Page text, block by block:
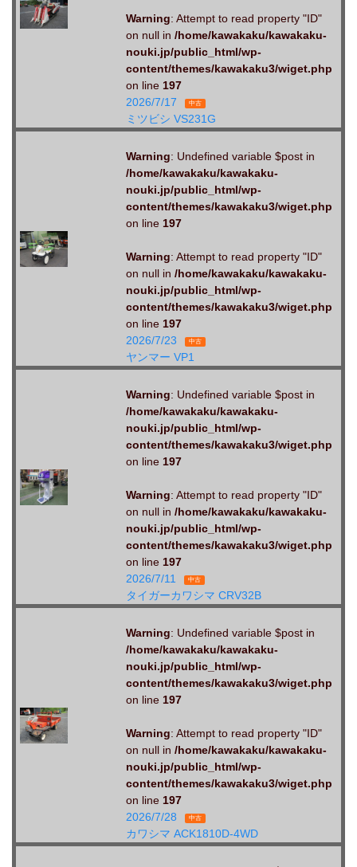
Warning: Attempt to read property "ID"
on null in /home/kawakaku/kawakaku-
nouki.jp/public_html/wp-
content/themes/kawakaku3/wiget.php
on line 197
2026/7/17
中古
ミツビシ VS231G
Warning: Undefined variable $post in
/home/kawakaku/kawakaku-
nouki.jp/public_html/wp-
content/themes/kawakaku3/wiget.php
on line 197
Warning: Attempt to read property "ID"
on null in /home/kawakaku/kawakaku-
nouki.jp/public_html/wp-
content/themes/kawakaku3/wiget.php
on line 197
2026/7/23
中古
ヤンマー VP1
Warning: Undefined variable $post in
/home/kawakaku/kawakaku-
nouki.jp/public_html/wp-
content/themes/kawakaku3/wiget.php
on line 197
Warning: Attempt to read property "ID"
on null in /home/kawakaku/kawakaku-
nouki.jp/public_html/wp-
content/themes/kawakaku3/wiget.php
on line 197
2026/7/11
中古
タイガーカワシマ CRV32B
Warning: Undefined variable $post in
/home/kawakaku/kawakaku-
nouki.jp/public_html/wp-
content/themes/kawakaku3/wiget.php
on line 197
Warning: Attempt to read property "ID"
on null in /home/kawakaku/kawakaku-
nouki.jp/public_html/wp-
content/themes/kawakaku3/wiget.php
on line 197
2026/7/28
中古
カワシマ ACK1810D-4WD